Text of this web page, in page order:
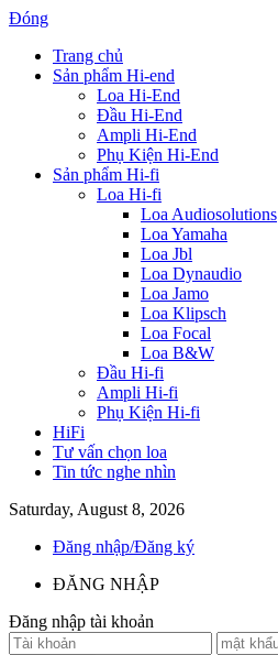
Đóng
Trang chủ
Sản phẩm Hi-end
Loa Hi-End
Đầu Hi-End
Ampli Hi-End
Phụ Kiện Hi-End
Sản phẩm Hi-fi
Loa Hi-fi
Loa Audiosolutions
Loa Yamaha
Loa Jbl
Loa Dynaudio
Loa Jamo
Loa Klipsch
Loa Focal
Loa B&W
Đầu Hi-fi
Ampli Hi-fi
Phụ Kiện Hi-fi
HiFi
Tư vấn chọn loa
Tin tức nghe nhìn
Saturday, August 8, 2026
Đăng nhập/Đăng ký
ĐĂNG NHẬP
Đăng nhập tài khoản